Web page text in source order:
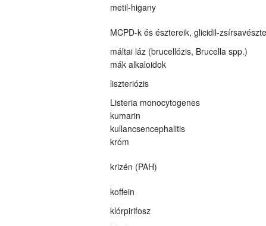
metil-higany
MCPD-k és észtereik, glicidil-
máltai láz (brucellózis, Brucella spp.)
mák alkaloidok
liszteriózis
Listeria monocytogenes
kumarin
kullancsencephalitis
króm
krizén (PAH)
koffein
klórpirifosz